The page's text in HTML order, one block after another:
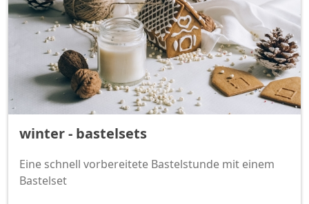
winter - bastelsets
Eine schnell vorbereitete Bastelstunde mit einem
Bastelset